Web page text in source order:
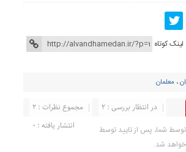
لینک کوتاه
، معلمان
مجموع نظرات : 2
در انتظار بررسی : 2
انتشار یافته : 0
شما، پس از تایید توسط
شد.